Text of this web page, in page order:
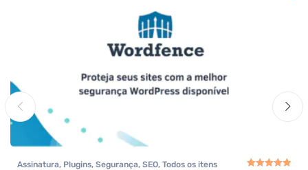
Assinatura, Plugins, Segurança, SEO, Todos os itens